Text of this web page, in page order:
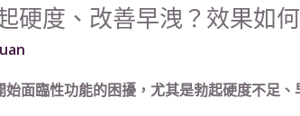
硬度、改善早洩？效果如
面臨性功能的困擾，尤其是勃起硬度不足